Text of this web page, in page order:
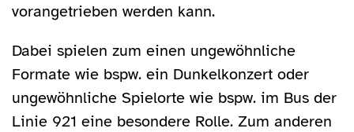
vorangetrieben werden kann.
Dabei spielen zum einen ungewöhnliche
Formate wie bspw. ein Dunkelkonzert oder
ungewöhnliche Spielorte wie bspw. im Bus der
Linie 921 eine besondere Rolle. Zum anderen